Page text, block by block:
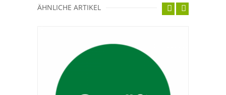
ÄHNLICHE ARTIKEL